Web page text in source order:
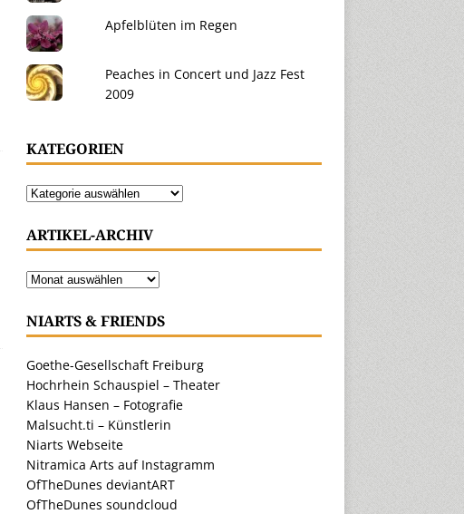
Apfelblüten im Regen
Peaches in Concert und Jazz Fest
2009
KATEGORIEN
ARTIKEL-ARCHIV
NIARTS & FRIENDS
Goethe-Gesellschaft Freiburg
Hochrhein Schauspiel – Theater
Klaus Hansen – Fotografie
Malsucht.ti – Künstlerin
Niarts Webseite
Nitramica Arts auf Instagramm
OfTheDunes deviantART
OfTheDunes soundcloud